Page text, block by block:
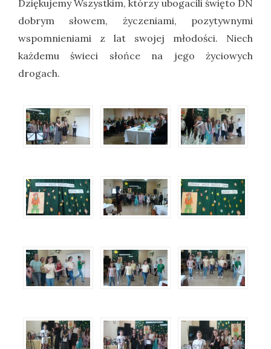
Dziękujemy Wszystkim, którzy ubogacili święto DN
dobrym słowem, życzeniami, pozytywnymi
wspomnieniami z lat swojej młodości. Niech
każdemu świeci słońce na jego życiowych
drogach.